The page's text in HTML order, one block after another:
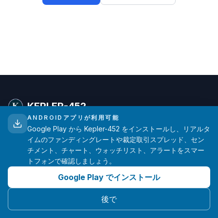
KEPLER-452
暗号資産トレーダー向けの高度なファンディングレート分
析。主要取引所からのリアルタイムデータ。
hello@kepler-452.com
一人の開発者が ❤️ を込めて開発
ANDROIDアプリが利用可能
Google Play から Kepler-452 をインストールし、リアルタ
イムのファンディングレートや裁定取引スプレッド、セン
チメント、チャート、ウォッチリスト、アラートをスマー
トフォンで確認しましょう。
Google Play でインストール
後で